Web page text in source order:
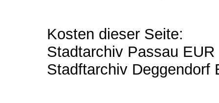
Kosten dieser Seite:
Stadtarchiv Passau EUR
Stadftarchiv Deggendorf